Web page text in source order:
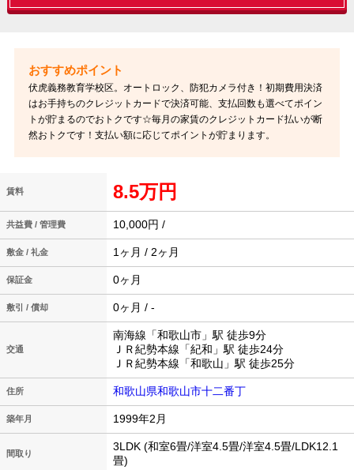
伏虎義務教育学校区。オートロック、防犯カメラ付き！初期費用決済
はお手持ちのクレジットカードで決済可能、支払回数も選べてポイン
トが貯まるのでおトクです☆毎月の家賃のクレジットカード払いが断
然おトクです！支払い額に応じてポイントが貯まります。
賃料 8.5万円
共益費 / 管理費 10,000円 /
敷金 / 礼金 1ヶ月 / 2ヶ月
保証金 0ヶ月
敷引 / 償却 0ヶ月 / -
交通
南海線「和歌山市」駅 徒歩9分
ＪＲ紀勢本線「紀和」駅 徒歩24分
ＪＲ紀勢本線「和歌山」駅 徒歩25分
住所 和歌山県和歌山市十二番丁
築年月 1999年2月
間取り
3LDK (和室6畳/洋室4.5畳/洋室4.5畳/LDK12.1
畳)